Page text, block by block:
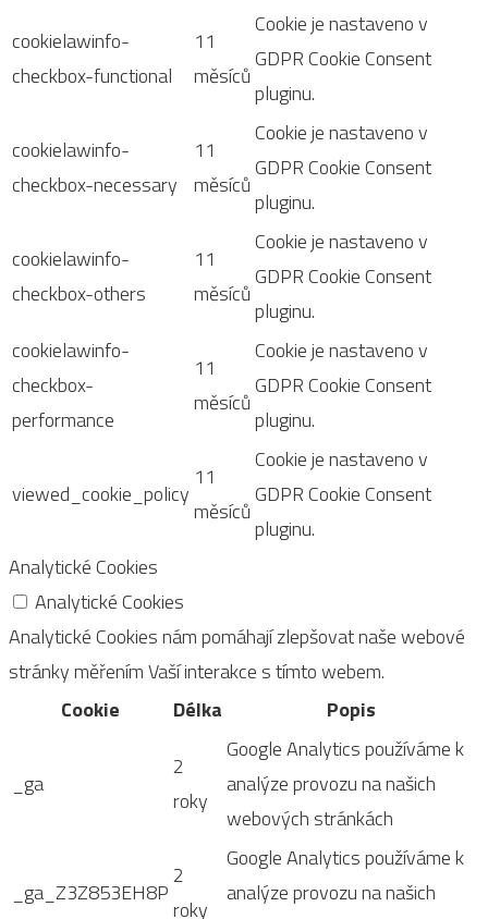
cookielawinfo-
checkbox-functional
11
měsíců
Cookie je nastaveno v
GDPR Cookie Consent
pluginu.
cookielawinfo-
checkbox-necessary
11
měsíců
Cookie je nastaveno v
GDPR Cookie Consent
pluginu.
cookielawinfo-
checkbox-others
11
měsíců
Cookie je nastaveno v
GDPR Cookie Consent
pluginu.
cookielawinfo-
checkbox-
performance
11
měsíců
Cookie je nastaveno v
GDPR Cookie Consent
pluginu.
viewed_cookie_policy
11
měsíců
Cookie je nastaveno v
GDPR Cookie Consent
pluginu.
Analytické Cookies
Analytické Cookies
Analytické Cookies nám pomáhají zlepšovat naše webové
stránky měřením Vaší interakce s tímto webem.
Cookie
Délka Popis
_ga
2
roky
Google Analytics používáme k
analýze provozu na našich
webových stránkách
_ga_Z3Z853EH8P
2
roky
Google Analytics používáme k
analýze provozu na našich